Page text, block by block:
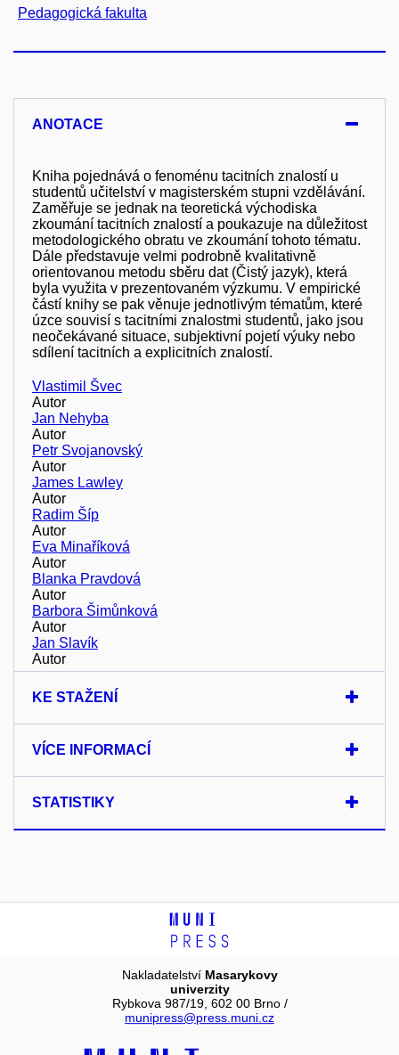
Pedagogická fakulta
ANOTACE
Kniha pojednává o fenoménu tacitních znalostí u
studentů učitelství v magisterském stupni vzdělávání.
Zaměřuje se jednak na teoretická východiska
zkoumání tacitních znalostí a poukazuje na důležitost
metodologického obratu ve zkoumání tohoto tématu.
Dále představuje velmi podrobně kvalitativně
orientovanou metodu sběru dat (Čistý jazyk), která
byla využita v prezentovaném výzkumu. V empirické
částí knihy se pak věnuje jednotlivým tématům, které
úzce souvisí s tacitními znalostmi studentů, jako jsou
neočekávané situace, subjektivní pojetí výuky nebo
sdílení tacitních a explicitních znalostí.
Vlastimil Švec
Autor
Jan Nehyba
Autor
Petr Svojanovský
Autor
James Lawley
Autor
Radim Šíp
Autor
Eva Minaříková
Autor
Blanka Pravdová
Autor
Barbora Šimůnková
Autor
Jan Slavík
Autor
KE STAŽENÍ
VÍCE INFORMACÍ
STATISTIKY
Nakladatelství Masarykovy
univerzity
Rybkova 987/19, 602 00 Brno /
munipress@press.muni.cz